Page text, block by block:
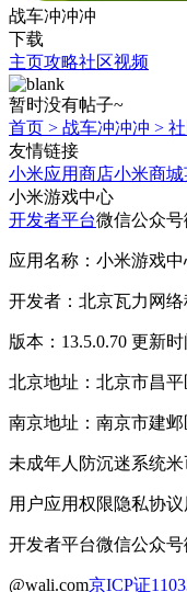
战车冲冲冲
下载
主页攻略社区视频
暂时没有帖子~
首页 > 战车冲冲冲 >
友情链接
小米应用商店小米商城
小米游戏中心
开发者平台微信公众号
应用名称：小米游戏中
开发者：北京瓦力网络
版本：13.5.0.70 更新
北京地址：北京市昌
南京地址：南京市建
未成年人防沉迷系统米
用户应用权限隐私协议
开发者平台微信公众号
@wali.com京ICP证